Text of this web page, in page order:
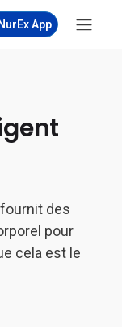
App
des
pour
cela est le